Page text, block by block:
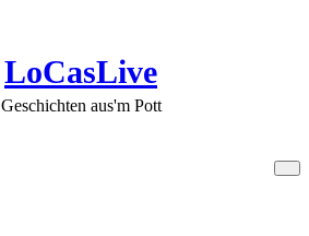
LoCasLive
Geschichten aus'm Pott